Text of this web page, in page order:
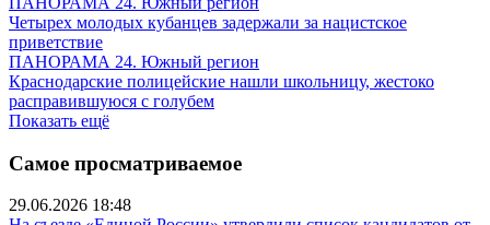
Четырех молодых кубанцев задержали за нацистское
приветствие
ПАНОРАМА 24. Южный регион
Краснодарские полицейские нашли школьницу, жестоко
расправившуюся с голубем
Показать ещё
Самое просматриваемое
29.06.2026 18:48